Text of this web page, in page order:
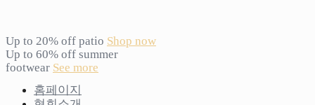
Up to 20% off patio Shop now
Up to 60% off summer
footwear See more
홈페이지